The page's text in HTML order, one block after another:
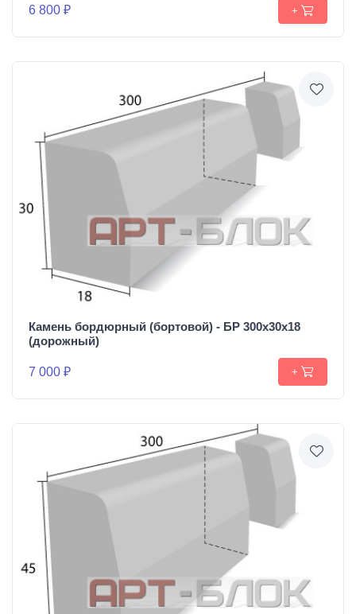
6 800 ₽ +
Камень бордюрный (бортовой) - БР 300х30х18
(дорожный)
7 000 ₽ +